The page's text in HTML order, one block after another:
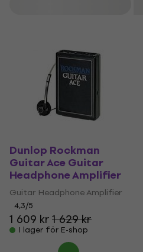
Dunlop Rockman
Guitar Ace Guitar
Headphone Amplifier
Guitar Headphone Amplifier
4,3/5
1 609 kr1 629 kr
I lager för E-shop